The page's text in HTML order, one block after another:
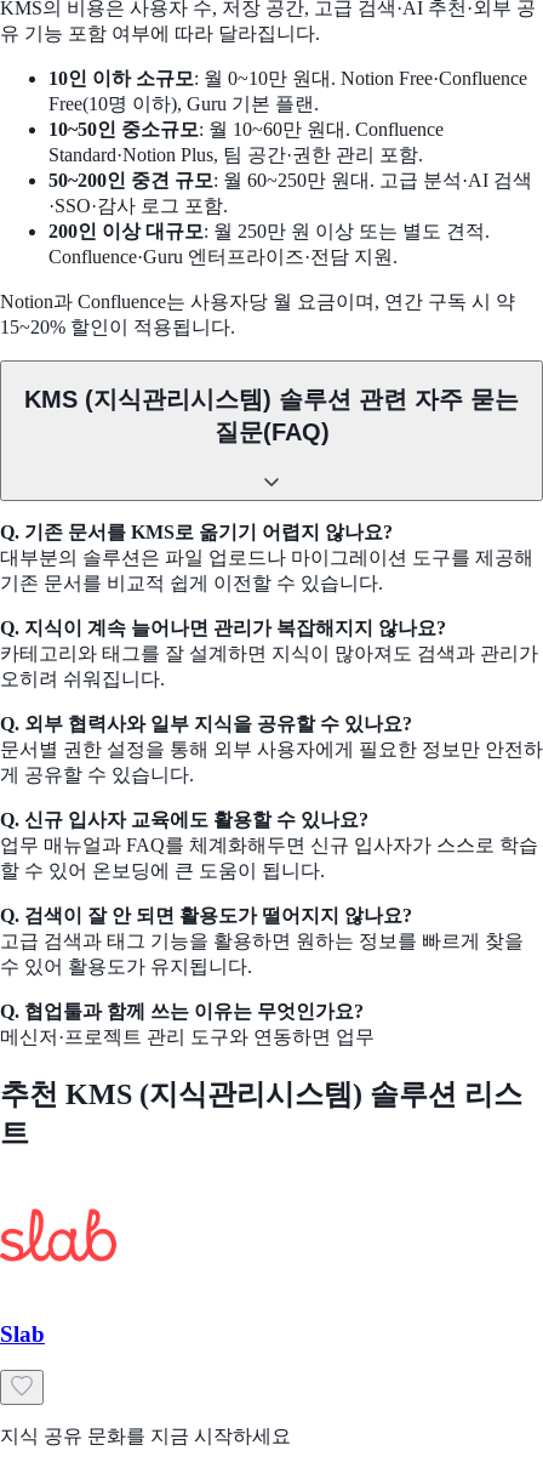
KMS의 비용은 사용자 수, 저장 공간, 고급 검색·AI 추천·외부 공
유 기능 포함 여부에 따라 달라집니다.
10인 이하 소규모: 월 0~10만 원대. Notion Free·Confluence
Free(10명 이하), Guru 기본 플랜.
10~50인 중소규모: 월 10~60만 원대. Confluence
Standard·Notion Plus, 팀 공간·권한 관리 포함.
50~200인 중견 규모: 월 60~250만 원대. 고급 분석·AI 검색
·SSO·감사 로그 포함.
200인 이상 대규모: 월 250만 원 이상 또는 별도 견적.
Confluence·Guru 엔터프라이즈·전담 지원.
Notion과 Confluence는 사용자당 월 요금이며, 연간 구독 시 약
15~20% 할인이 적용됩니다.
KMS (지식관리시스템) 솔루션 관련 자주 묻는
질문(FAQ)
Q. 기존 문서를 KMS로 옮기기 어렵지 않나요?
대부분의 솔루션은 파일 업로드나 마이그레이션 도구를 제공해
기존 문서를 비교적 쉽게 이전할 수 있습니다.
Q. 지식이 계속 늘어나면 관리가 복잡해지지 않나요?
카테고리와 태그를 잘 설계하면 지식이 많아져도 검색과 관리가
오히려 쉬워집니다.
Q. 외부 협력사와 일부 지식을 공유할 수 있나요?
문서별 권한 설정을 통해 외부 사용자에게 필요한 정보만 안전하
게 공유할 수 있습니다.
Q. 신규 입사자 교육에도 활용할 수 있나요?
업무 매뉴얼과 FAQ를 체계화해두면 신규 입사자가 스스로 학습
할 수 있어 온보딩에 큰 도움이 됩니다.
Q. 검색이 잘 안 되면 활용도가 떨어지지 않나요?
고급 검색과 태그 기능을 활용하면 원하는 정보를 빠르게 찾을
수 있어 활용도가 유지됩니다.
Q. 협업툴과 함께 쓰는 이유는 무엇인가요?
메신저·프로젝트 관리 도구와 연동하면 업무
추천 KMS (지식관리시스템) 솔루션 리스
트
Slab
지식 공유 문화를 지금 시작하세요